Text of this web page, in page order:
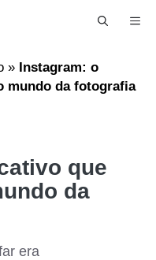
» Instagram: o
mundo da fotografia
que
da
era